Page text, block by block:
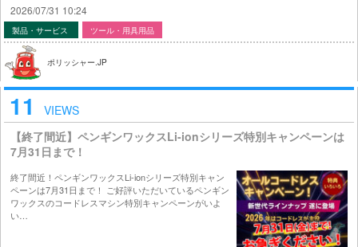
2026/07/31 10:24
製品・サービス ツール・用具用品
ポリッシャー.JP
11
VIEWS
【終了間近】ペンギンワックスLi-ionシリーズ特別キャンペーンは
7月31日まで！
終了間近！ペンギンワックスLi-ionシリーズ特別キャン
ペーンは7月31日まで！ ご好評いただいているペンギン
ワックスのコードレスマシン特別キャンペーンがいよ
い…